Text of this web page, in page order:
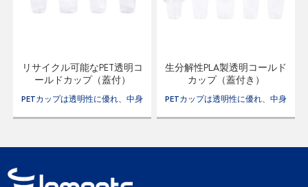
リサイクル可能なPET透明コ
ールドカップ（蓋付）
PETカップは透明性に優れ、中身
ます。さらに、PET は臭気や風味
生分解性PLA製透明コールド
カップ（蓋付き）
PETカップは透明性に優れ、中身
ます。さらに、PET は臭気や風味